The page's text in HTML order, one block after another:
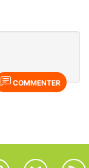
COMMENTER